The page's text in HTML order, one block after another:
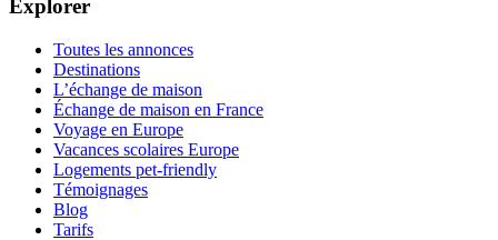
Explorer
Toutes les annonces
Destinations
L’échange de maison
Échange de maison en France
Voyage en Europe
Vacances scolaires Europe
Logements pet-friendly
Témoignages
Blog
Tarifs